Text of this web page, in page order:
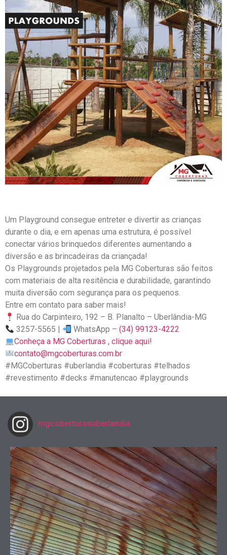
Um Playground consegue entreter e divertir as crianças
durante o dia, e em apenas uma estrutura, é possível
conectar vários brinquedos diferentes aumentando a
diversão e as brincadeiras da criançada!
Os Playgrounds projetados pela MG Coberturas são feitos
com materiais de alta resitência e durabilidade, garantindo
muita diversão com segurança para os pequenos.
Entre em contato para saber mais!
Rua do Carpinteiro, 192 – B. Planalto – Uberlândia-MG
3257-5565 |
WhatsApp –(34) 99123-4222
Conheça a MG Coberturas , clique aqui!
contato@mgcoberturas.com.br
#MGCoberturas #uberlandia #coberturas #telhados
#revestimento #decks #manutencao #playgrounds
mgcoberturasuberlandia